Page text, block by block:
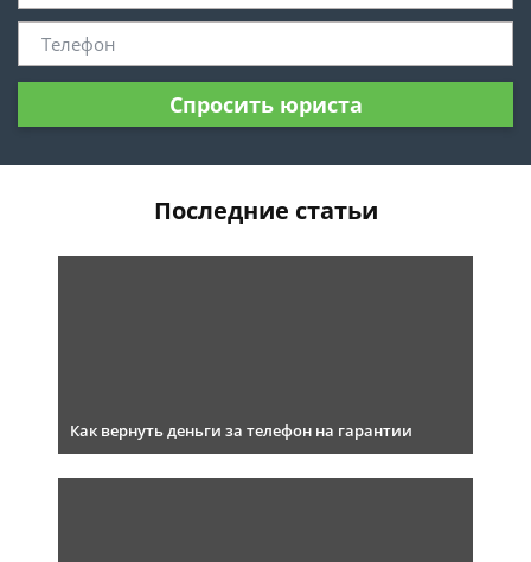
Спросить юриста
Последние статьи
Как вернуть деньги за телефон на гарантии